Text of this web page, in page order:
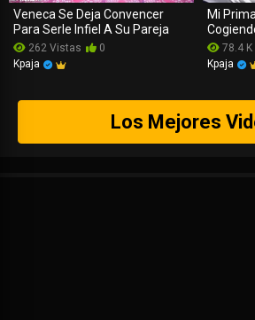
Veneca Se Deja Convencer
Para Serle Infiel A Su Pareja
262 Vistas
0
Kpaja
Mi
78.4
Kpaja
Los Mejores